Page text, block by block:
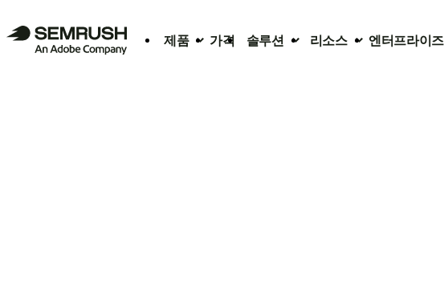
제품 가격 솔루션 리소스 엔터프라이즈